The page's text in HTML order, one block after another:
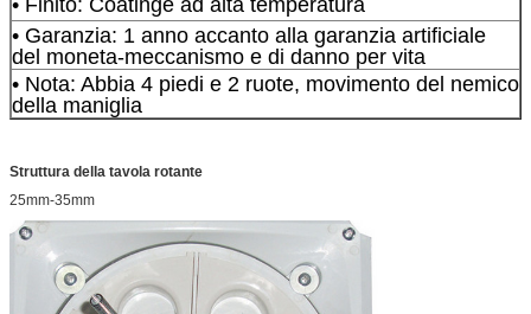
• Garanzia: 1 anno accanto alla garanzia artificiale
del moneta-meccanismo e di danno per vita
• Nota: Abbia 4 piedi e 2 ruote, movimento del nemico
della maniglia
Struttura della tavola rotante
25mm-35mm